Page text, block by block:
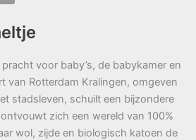
voor baby’s, de babykamer en
van Rotterdam Kralingen, omgeven
stadsleven, schuilt een bijzondere
zich een wereld van 100%
wol, zijde en biologisch katoen de